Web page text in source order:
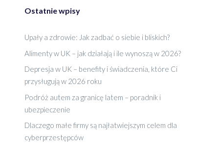
Ostatnie wpisy
Upały a zdrowie: Jak zadbać o siebie i bliskich?
Alimenty w UK – jak działają i ile wynoszą w 2026?
Depresja w UK – benefity i świadczenia, które Ci
przysługują w 2026 roku
Podróż autem za granicę latem – poradnik i
ubezpieczenie
Dlaczego małe firmy są najłatwiejszym celem dla
cyberprzestępców